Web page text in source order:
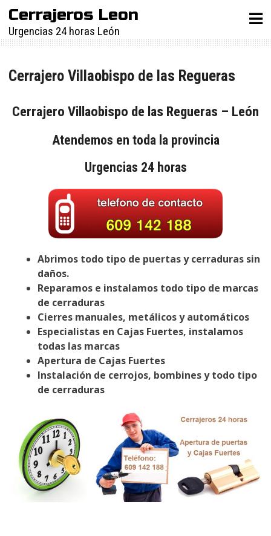
Skip
content
Cerrajeros Leon
Urgencias 24 horas León
Cerrajero Villaobispo de las Regueras
Cerrajero Villaobispo de las Regueras – León
Atendemos en toda la provincia
Urgencias 24 horas
Abrimos todo tipo de puertas y cerraduras sin
daños.
Reparamos e instalamos todo tipo de marcas
de cerraduras
Cierres manuales, metálicos y automáticos
Especialistas en Cajas Fuertes, instalamos
todas las marcas
Apertura de Cajas Fuertes
Instalación de cerrojos, bombines y todo tipo
de cerraduras